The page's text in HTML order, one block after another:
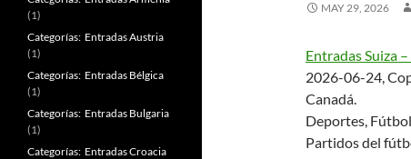
MAY 29, 2026
Entradas Suiza
2026-06-24,
Canadá.
Deportes,
Partidos del
(1)
Categorías: Entradas Austria
(1)
Categorías: Entradas Bélgica
(1)
Categorías: Entradas Bulgaria
(1)
Categorías: Entradas Croacia